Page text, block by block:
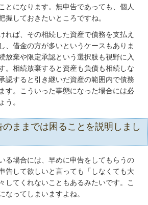
とになります。無申告であっても、個人
握しておきたいところですね。
れば、その相続した資産で債務を支払え
、借金の方が多いというケースもありま
放棄や限定承認という選択肢も視野に入
。相続放棄すると資産も負債も相続しな
認すると引き継いだ資産の範囲内で債務
す。こういった事態になった場合には必
う。
ままでは困ることを説明しまし
る場合には、早めに申告をしてもらうの
告して欲しいと言っても「しなくても大
してくれないこともあるみたいです。こ
なってしまいますよね。